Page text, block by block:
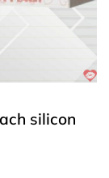
silicon